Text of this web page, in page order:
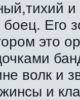
и
Его
это
волк и
и